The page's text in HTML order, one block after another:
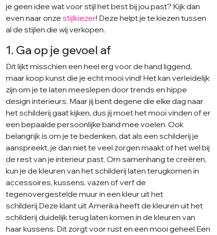
je geen idee wat voor stijl het best bij jou past? Kijk dan
even naar onze stijlkiezer! Deze helpt je te kiezen tussen
al de stijlen die wij verkopen.
1. Ga op je gevoel af
Dit lijkt misschien een heel erg voor de hand liggend,
maar koop kunst die je echt mooi vind! Het kan verleidelijk
zijn om je te laten meeslepen door trends en hippe
design interieurs. Maar jij bent degene die elke dag naar
het schilderij gaat kijken, dus jij moet het mooi vinden of er
een bepaalde persoonlijke band mee voelen. Ook
belangrijk is om je te bedenken, dat als een schilderij je
aanspreekt, je dan niet te veel zorgen maakt of het wel bij
de rest van je interieur past. Om samenhang te creëren,
kun je de kleuren van het schilderij laten terugkomen in
accessoires, kussens, vazen of verf de
tegenovergestelde muur in een kleur uit het
schilderij.Deze klant uit Amerika heeft de kleuren uit het
schilderij duidelijk terug laten komen in de kleuren van
haar kussens. Dit zorgt voor rust en een mooi geheel.Een